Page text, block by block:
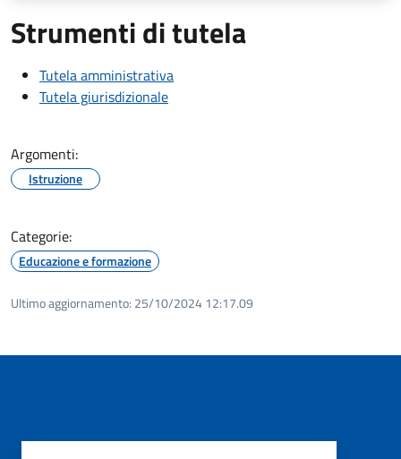
Strumenti di tutela
Tutela amministrativa
Tutela giurisdizionale
Argomenti:
Istruzione
Categorie:
Educazione e formazione
Ultimo aggiornamento: 25/10/2024 12:17.09